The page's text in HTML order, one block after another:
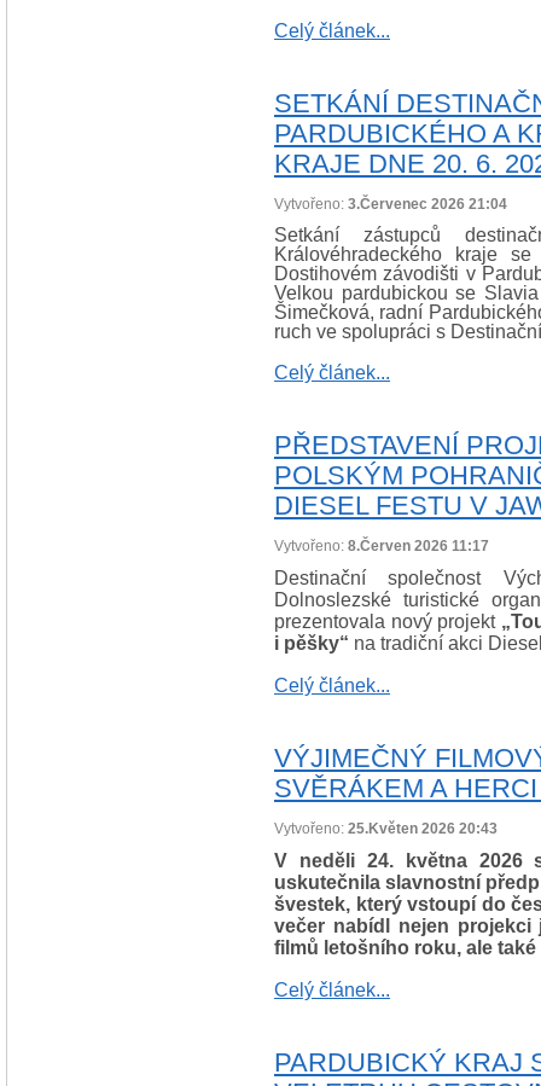
Celý článek...
SETKÁNÍ
PARDUBICKÉHO A
KRAJE DNE 20. 6.
Vytvořeno: 3.Červenec 2026 21:04
Setkání zástupců
Královéhradeckého kraje
Dostihovém závodišti v
Velkou pardubickou se
Šimečková, radní
ruch ve spolupráci s
Celý článek...
PŘEDSTAVENÍ
POLSKÝM
DIESEL FESTU V
Vytvořeno: 8.Červen 2026 11:17
Destinační společnost
Dolnoslezské turistické
prezentovala nový projekt
i pěšky“ na tradiční akci
Celý článek...
VÝJIMEČNÝ
SVĚRÁKEM A
Vytvořeno: 25.Květen 2026 20:43
V neděli 24. května 2026
uskutečnila slavnostní
švestek, který vstoupí do
večer nabídl nejen projekci
filmů letošního roku, ale
Celý článek...
PARDUBICKÝ KRAJ